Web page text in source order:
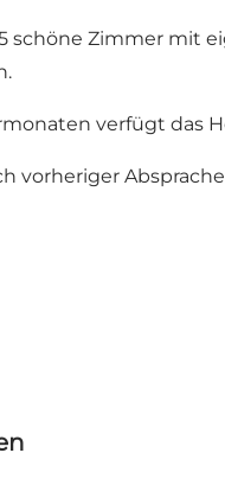
schöne Zimmer mit
verfügt das
vorheriger